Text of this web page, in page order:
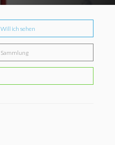
Will ich sehen
Sammlung